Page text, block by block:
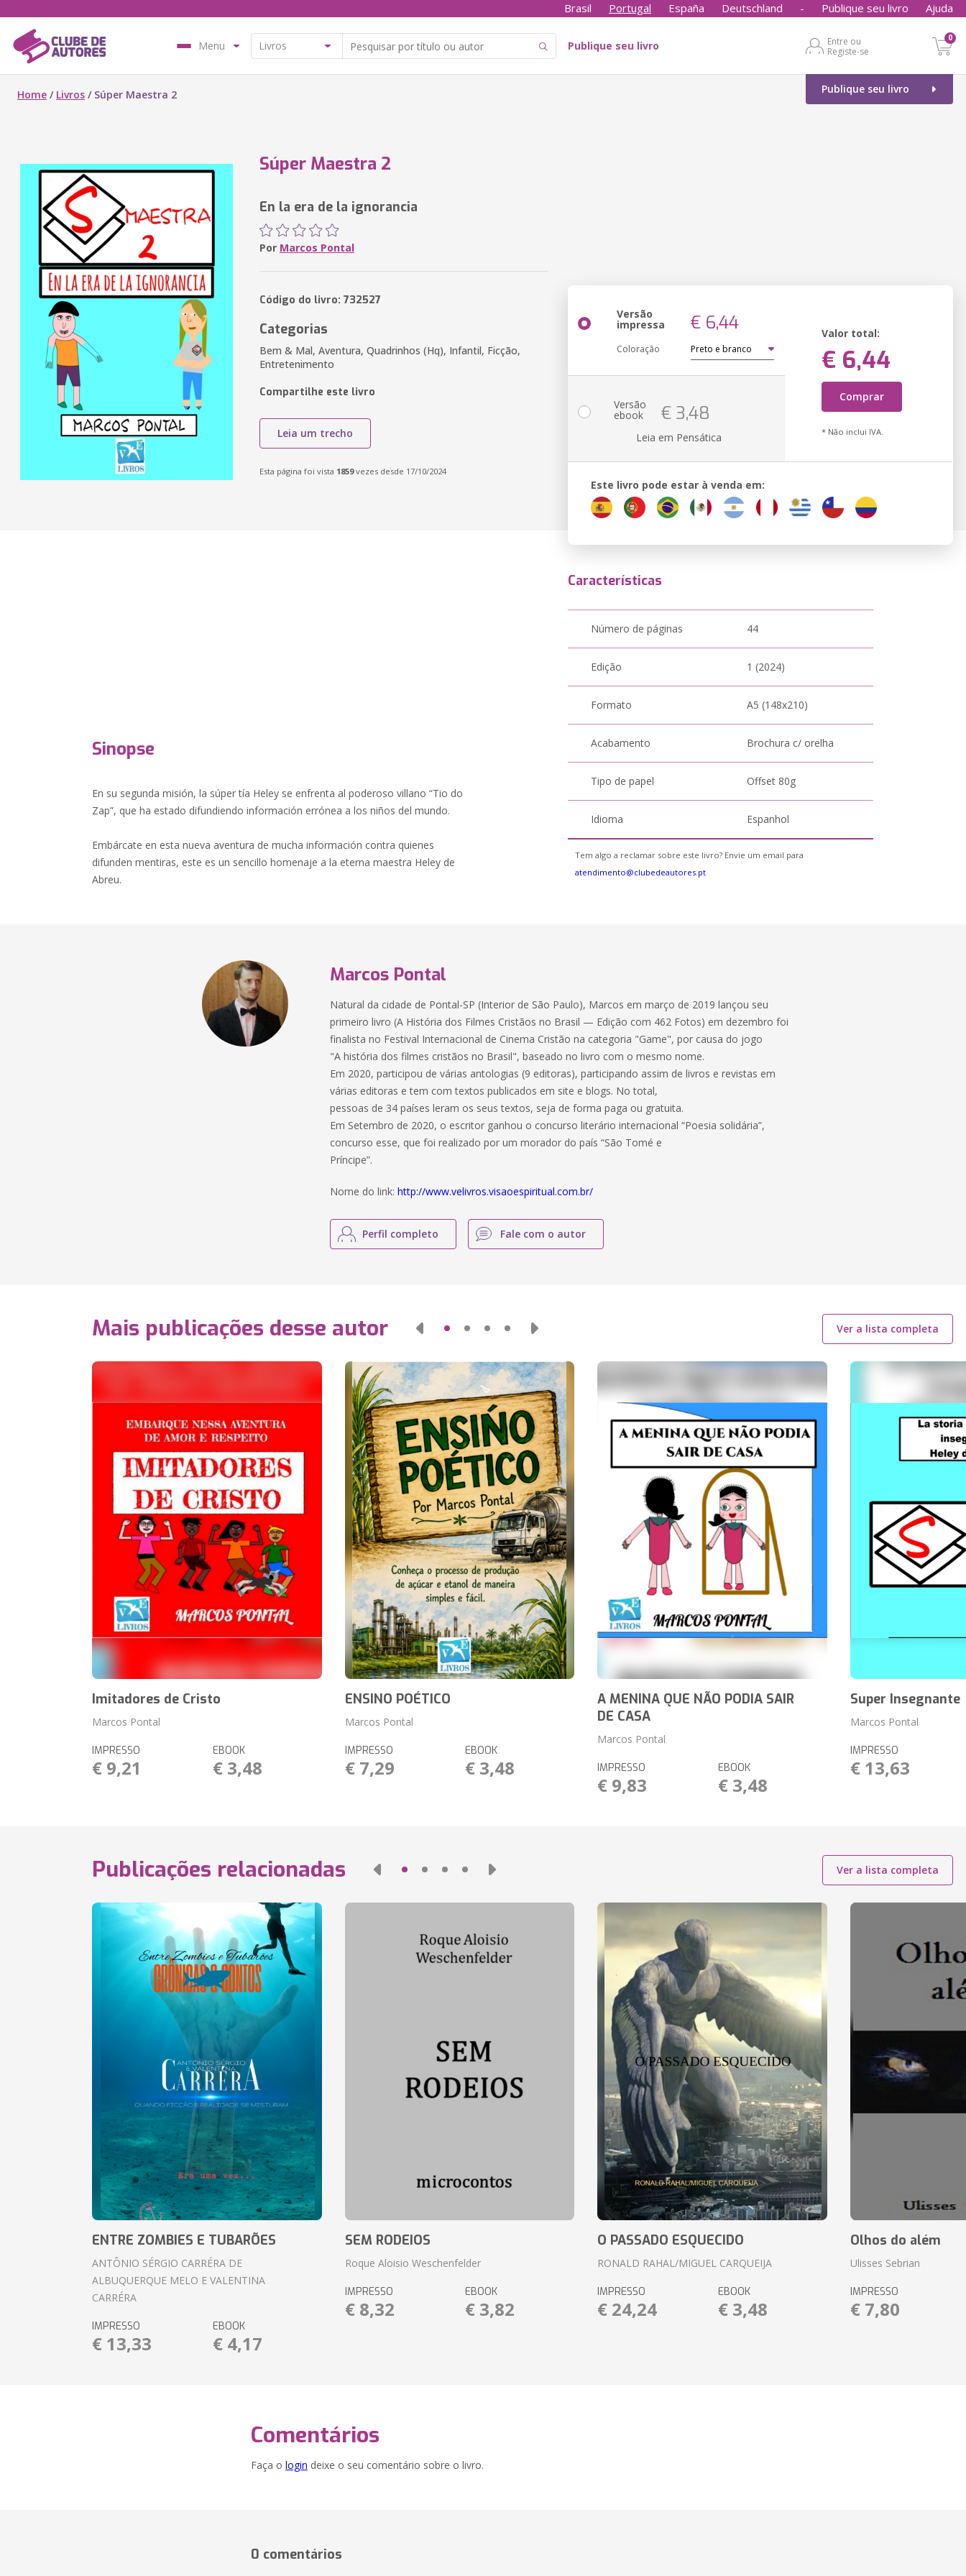
Brasil Portugal España Deutschland - Publique seu livro Ajuda
Menu Publique seu livro
Entre ou
Registe-se
0
Publique seu livro
Home / Livros / Súper Maestra 2
Súper Maestra 2
En la era de la ignorancia
Por Marcos Pontal
Código do livro: 732527
Categorias
Bem & Mal, Aventura, Quadrinhos (Hq), Infantil, Ficção,
Entretenimento
Compartilhe este livro
Leia um trecho
Esta página foi vista 1859vezes desde 17/10/2024
Versão
impressa € 6,44
Coloração
Valor total:
€ 6,44
Comprar
* Não inclui IVA.
Versão
ebook € 3,48
Leia em Pensática
Este livro pode estar à venda em:
Sinopse
En su segunda misión, la súper tía Heley se enfrenta al poderoso villano “Tio do
Zap”, que ha estado difundiendo información errónea a los niños del mundo.
Embárcate en esta nueva aventura de mucha información contra quienes
difunden mentiras, este es un sencillo homenaje a la eterna maestra Heley de
Abreu.
Características
Número de páginas 44
Edição 1 (2024)
Formato A5 (148x210)
Acabamento Brochura c/ orelha
Tipo de papel Offset 80g
Idioma Espanhol
Tem algo a reclamar sobre este livro? Envie um email para
atendimento@clubedeautores.pt
Marcos Pontal
Natural da cidade de Pontal-SP (Interior de São Paulo), Marcos em março de 2019 lançou seu
primeiro livro (A História dos Filmes Cristãos no Brasil — Edição com 462 Fotos) em dezembro foi
finalista no Festival Internacional de Cinema Cristão na categoria "Game", por causa do jogo
"A história dos filmes cristãos no Brasil", baseado no livro com o mesmo nome.
Em 2020, participou de várias antologias (9 editoras), participando assim de livros e revistas em
várias editoras e tem com textos publicados em site e blogs. No total,
pessoas de 34 países leram os seus textos, seja de forma paga ou gratuita.
Em Setembro de 2020, o escritor ganhou o concurso literário internacional “Poesia solidária”,
concurso esse, que foi realizado por um morador do país “São Tomé e
Príncipe”.
Nome do link:http://www.velivros.visaoespiritual.com.br/
Perfil completo Fale com o autor
Mais publicações desse autor Ver a lista completa
Imitadores de Cristo
Marcos Pontal
IMPRESSO
€ 9,21
EBOOK
€ 3,48
ENSINO POÉTICO
Marcos Pontal
IMPRESSO
€ 7,29
EBOOK
€ 3,48
A MENINA QUE NÃO PODIA SAIR
DE CASA
Marcos Pontal
IMPRESSO
€ 9,83
EBOOK
€ 3,48
Super Insegnante
Marcos Pontal
IMPRESSO
€ 13,63
Publicações relacionadas Ver a lista completa
ENTRE ZOMBIES E TUBARÕES
ANTÔNIO SÉRGIO CARRÉRA DE
ALBUQUERQUE MELO E VALENTINA
CARRÉRA
IMPRESSO
€ 13,33
EBOOK
€ 4,17
SEM RODEIOS
Roque Aloisio Weschenfelder
IMPRESSO
€ 8,32
EBOOK
€ 3,82
O PASSADO ESQUECIDO
RONALD RAHAL/MIGUEL CARQUEIJA
IMPRESSO
€ 24,24
EBOOK
€ 3,48
Olhos do além
Ulisses Sebrian
IMPRESSO
€ 7,80
Comentários
Faça o login deixe o seu comentário sobre o livro.
0 comentários